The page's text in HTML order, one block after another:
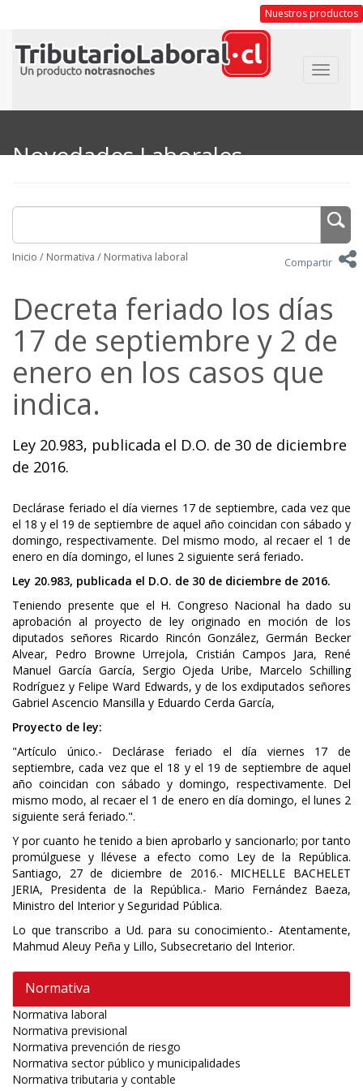
Nuestros productos
Toggle
Novedades Laborales
Inicio / Normativa / Normativa laboral Compartir
Decreta feriado los días
17 de septiembre y 2 de
enero en los casos que
indica.
Ley 20.983, publicada el D.O. de 30 de diciembre
de 2016.
Declárase feriado el día viernes 17 de septiembre, cada vez que
el 18 y el 19 de septiembre de aquel año coincidan con sábado y
domingo, respectivamente. Del mismo modo, al recaer el 1 de
enero en día domingo, el lunes 2 siguiente será feriado.
Ley 20.983, publicada el D.O. de 30 de diciembre de 2016.
Teniendo presente que el H. Congreso Nacional ha dado su
aprobación al proyecto de ley originado en moción de los
diputados señores Ricardo Rincón González, Germán Becker
Alvear, Pedro Browne Urrejola, Cristián Campos Jara, René
Manuel García García, Sergio Ojeda Uribe, Marcelo Schilling
Rodríguez y Felipe Ward Edwards, y de los exdiputados señores
Gabriel Ascencio Mansilla y Eduardo Cerda García,
Proyecto de ley:
"Artículo único.- Declárase feriado el día viernes 17 de
septiembre, cada vez que el 18 y el 19 de septiembre de aquel
año coincidan con sábado y domingo, respectivamente. Del
mismo modo, al recaer el 1 de enero en día domingo, el lunes 2
siguiente será feriado.".
Y por cuanto he tenido a bien aprobarlo y sancionarlo; por tanto
promúlguese y llévese a efecto como Ley de la República.
Santiago, 27 de diciembre de 2016.- MICHELLE BACHELET
JERIA, Presidenta de la República.- Mario Fernández Baeza,
Ministro del Interior y Seguridad Pública.
Lo que transcribo a Ud. para su conocimiento.- Atentamente,
Mahmud Aleuy Peña y Lillo, Subsecretario del Interior.
Normativa
Normativa laboral
Normativa previsional
Normativa prevención de riesgo
Normativa sector público y municipalidades
Normativa tributaria y contable